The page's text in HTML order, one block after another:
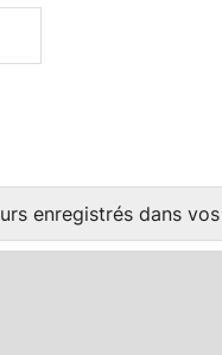
enregistrés dans